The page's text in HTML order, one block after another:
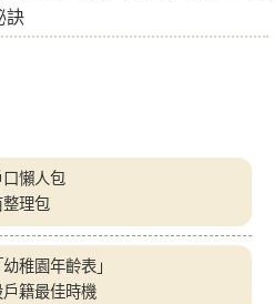
訣
懶人包
理包
稚園年齡表」
籍最佳時機